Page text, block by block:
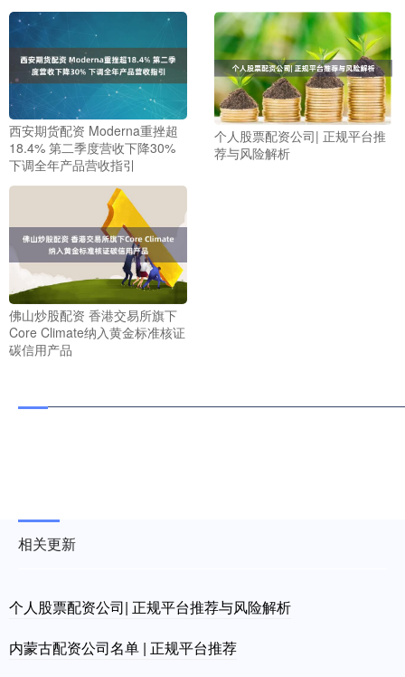
西安期货配资 Moderna重挫超
18.4% 第二季度营收下降30%
下调全年产品营收指引
个人股票配资公司| 正规平台推
荐与风险解析
佛山炒股配资 香港交易所旗下
Core Climate纳入黄金标准核证
碳信用产品
相关更新
个人股票配资公司| 正规平台推荐与风险解析
内蒙古配资公司名单 | 正规平台推荐